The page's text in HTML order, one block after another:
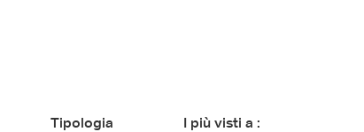
Tipologia I più visti a :